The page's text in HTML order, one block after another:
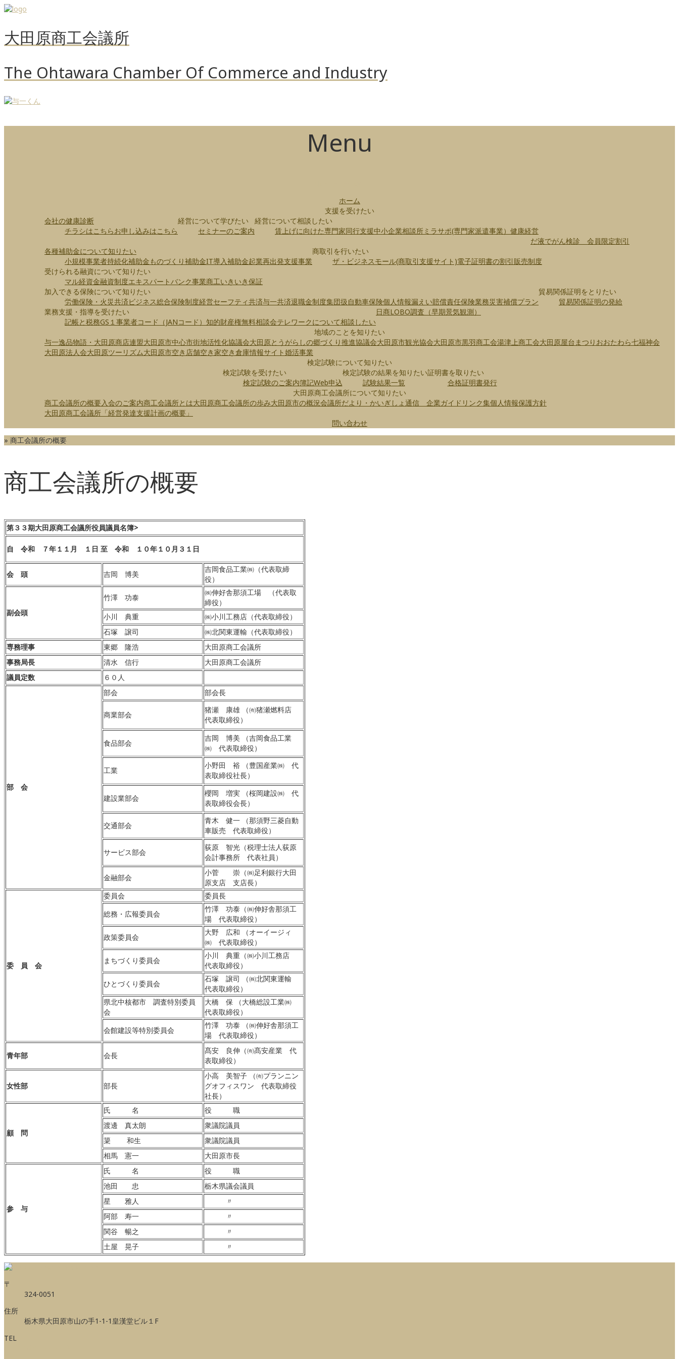
大田原商工会議所
The Ohtawara Chamber Of Commerce and Industry
Menu
ホーム
支援を受けたい
会社の健康診断
チラシはこちらお申し込みはこちら
経営について学びたい
セミナーのご案内
経営について相談したい
賃上げに向けた専門家同行支援中小企業相談所ミラサポ(専門家派遣事業） 健康経営
だ液でがん検診 会員限定割引
各種補助金について知りたい
小規模事業者持続化補助金ものづくり補助金IT導入補助金起業再出発支援事業
商取引を行いたい
ザ・ビジネスモール(商取引支援サイト)電子証明書の割引販売制度
受けられる融資について知りたい
マル経資金融資制度エキスパートバンク事業商工いきいき保証
加入できる保険について知りたい
労働保険・火災共済ビジネス総合保険制度経営セーフティ共済与一共済退職金制度集団扱自動車保険個人情報漏えい賠償責任保険業務災害補償プラン
貿易関係証明をとりたい
貿易関係証明の発給
業務支援・指導を受けたい
記帳と税務GS１事業者コード（JANコード） 知的財産権無料相談会テレワークについて相談したい
日商LOBO調査（早期景気観測）
地域のことを知りたい
与一逸品物語・大田原商店連盟大田原市中心市街地活性化協議会大田原とうがらしの郷づくり推進協議会大田原市観光協会大田原市黒羽商工会湯津上商工会大田原屋台まつり おおたわら七福神会
大田原法人会大田原ツーリズム大田原市空き店舗空き家空き倉庫情報サイト婚活事業
検定試験について知りたい
検定試験を受けたい
検定試験のご案内簿記Web申込
検定試験の結果を知りたい
試験結果一覧
証明書を取りたい
合格証明書発行
大田原商工会議所について知りたい
商工会議所の概要入会のご案内商工会議所とは大田原商工会議所の歩み大田原市の概況会議所だより・かいぎしょ通信 企業ガイド リンク集個人情報保護方針
大田原商工会議所「経営発達支援計画の概要」
問い合わせ
» 商工会議所の概要
商工会議所の概要
第３３期大田原商工会議所役員議員名簿>
自 令和 ７年１１月 １日 至 令和 １０年１０月３１日
会 頭 吉岡 博美
吉岡食品工業㈱（代表取締
役）
副会頭
竹澤 功泰
㈱伸好舎那須工場 （代表取
締役）
小川 典重
㈱小川工務店（代表取締役）
石塚 譲司
㈱北関東運輸（代表取締役）
専務理事
東郷 隆浩
大田原商工会議所
事務局長
清水 信行
大田原商工会議所
議員定数
６０人
部 会
部会 部会長
商業部会
猪瀬 康雄 （㈲猪瀬燃料店
代表取締役）
食品部会
吉岡 博美 （吉岡食品工業
㈱ 代表取締役）
工業
小野田 裕 （豊国産業㈱ 代
表取締役社長）
建設業部会
櫻岡 増実 （桜岡建設㈱ 代
表取締役会長）
交通部会
青木 健一 （那須野三菱自動
車販売 代表取締役）
サービス部会
荻原 智光（税理士法人荻原
会計事務所 代表社員）
金融部会
小菅 崇（㈱足利銀行大田
原支店 支店長）
委 員 会
委員会
委員長
総務・広報委員会
竹澤 功泰（㈱伸好舎那須工
場 代表取締役）
政策委員会
大野 広和 （オーイージィ
㈱ 代表取締役）
まちづくり委員会
小川 典重（㈱小川工務店
代表取締役）
ひとづくり委員会
石塚 譲司 （㈱北関東運輸
代表取締役）
県北中核都市 調査特別委員
会
大橋 保 （大橋総設工業㈱
代表取締役）
会館建設等特別委員会
竹澤 功泰 （㈱伸好舎那須工
場 代表取締役）
青年部 会長
髙安 良伸（㈲髙安産業 代
表取締役）
女性部 部長
小高 美智子 （㈲プランニン
グオフィスワン 代表取締役
社長）
顧 問
氏 名
役 職
渡邊 真太朗
衆議院議員
簗 和生
衆議院議員
相馬 憲一
大田原市長
参 与
氏 名
役 職
池田 忠
栃木県議会議員
星 雅人
〃
阿部 寿一
〃
関谷 暢之
〃
土屋 晃子
〃
〒
324-0051
住所
栃木県大田原市山の手1-1-1皇漢堂ビル１F
TEL